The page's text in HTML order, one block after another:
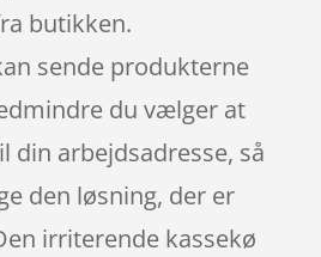
butikken.
sende produkterne
du vælger at
din arbejdsadresse, så
den løsning, der er
irriterende kassekø